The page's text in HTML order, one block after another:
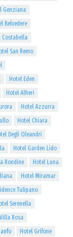
Genziana
Belvedere
Costabella
San Remo
Hotel Eden
Hotel Alfieri
Hotel Azzurra
Hotel Chiara
Degli Oleandri
Hotel Garden Lido
Rondine
Hotel Luna
Hotel Miramar
Tulipano
Serenella
Rosa
Hotel Grifone